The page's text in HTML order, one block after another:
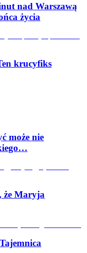
nad Warszawą
życia
krucyfiks
może nie
że Maryja